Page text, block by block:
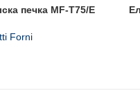
печка MF-T75/E
Forni